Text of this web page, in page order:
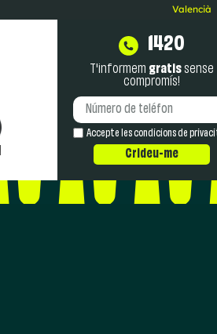
Valencià
1420
T'informem gratissense
compromís!
Accepte lescondicions de
Crideu-me